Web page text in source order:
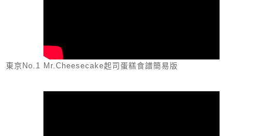
東京No.1 Mr.Cheesecake起司蛋糕食譜簡易版